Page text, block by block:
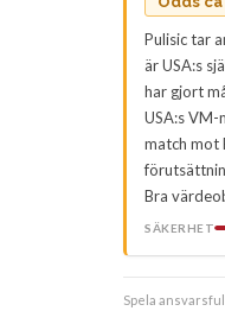
Pulisic tar
är USA:s
har gjort
USA:s VM-
match mot
Bra
SÄKERHET
Spela